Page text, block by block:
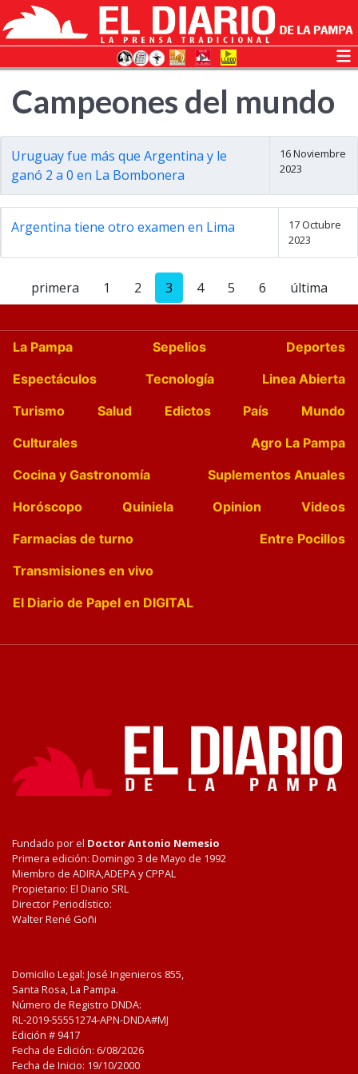
Campeones del mundo
Uruguay fue más que Argentina y le
ganó 2 a 0 en La Bombonera
16 Noviembre
2023
Argentina tiene otro examen en Lima
17 Octubre
2023
primera 1 2 3 4 5 6 última
La Pampa Sepelios
Deportes
Espectáculos
Tecnología
Linea Abierta
Turismo
Salud Edictos País
Mundo
Culturales
Agro La Pampa
Cocina y Gastronomía
Suplementos Anuales
Horóscopo
Quiniela Opinion
Videos
Farmacias de turno
Entre Pocillos
Transmisiones en vivo
El Diario de Papel en DIGITAL
Fundado por el Doctor Antonio Nemesio
Primera edición: Domingo 3 de Mayo de 1992
Miembro de ADIRA,ADEPA y CPPAL
Propietario: El Diario SRL
Director Periodístico:
Walter René Goñi
Domicilio Legal: José Ingenieros 855,
Santa Rosa, La Pampa.
Número de Registro DNDA:
RL-2019-55551274-APN-DNDA#MJ
Edición # 9417
Fecha de Edición: 6/08/2026
Fecha de Inicio: 19/10/2000